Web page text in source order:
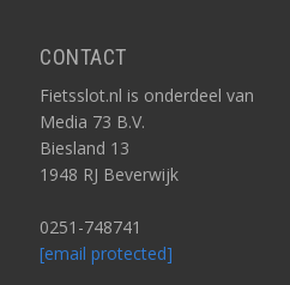
CONTACT
Fietsslot.nl is onderdeel van
Media 73 B.V.
Biesland 13
1948 RJ Beverwijk
0251-748741
[email protected]